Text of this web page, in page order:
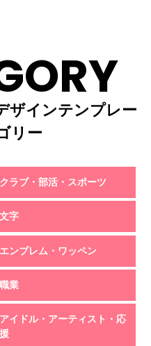
ザインテンプレー
リー
クラブ・部活・スポーツ
文字
エンブレム・ワッペン
職業
アイドル・アーティスト・応
援